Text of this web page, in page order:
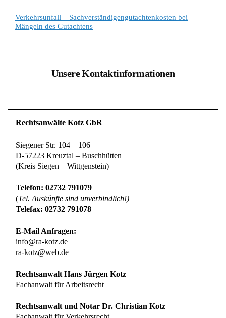
Verkehrsunfall – Sachverständigengutachtenkosten bei
Mängeln des Gutachtens
Unsere Kontaktinformationen
Rechtsanwälte Kotz GbR
Siegener Str. 104 – 106
D-57223 Kreuztal – Buschhütten
(Kreis Siegen – Wittgenstein)
Telefon: 02732 791079
(Tel. Auskünfte sind unverbindlich!)
Telefax: 02732 791078
E-Mail Anfragen:
info@ra-kotz.de
ra-kotz@web.de
Rechtsanwalt Hans Jürgen Kotz
Fachanwalt für Arbeitsrecht
Rechtsanwalt und Notar Dr. Christian Kotz